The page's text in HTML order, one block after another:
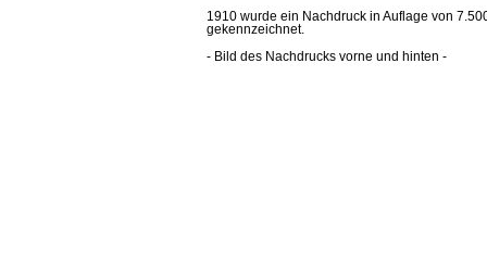
1910 wurde ein Nachdruck in Auflage von
gekennzeichnet.
- Bild des Nachdrucks vorne und hinten -